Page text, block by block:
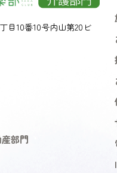
目10番10号内山第20ビ
部門